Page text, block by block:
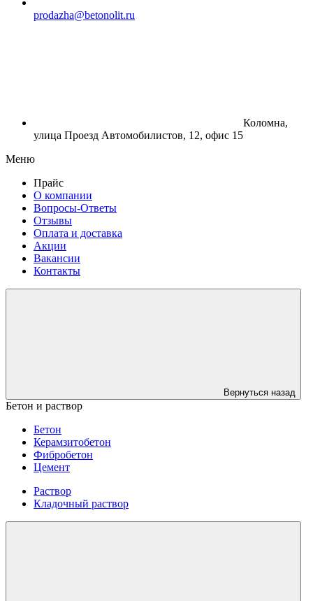
prodazha@betonolit.ru
Коломна,
улица Проезд Автомобилистов, 12, офис 15
Меню
Прайс
О компании
Вопросы-Ответы
Отзывы
Оплата и доставка
Акции
Вакансии
Контакты
Вернуться назад
Бетон и раствор
Бетон
Керамзитобетон
Фибробетон
Цемент
Раствор
Кладочный раствор